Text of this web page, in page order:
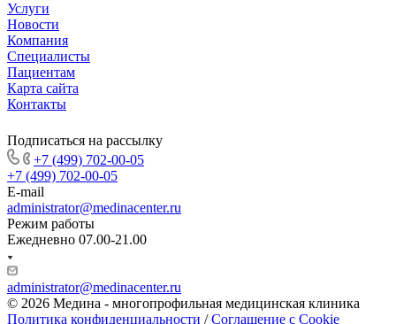
Услуги
Новости
Компания
Специалисты
Пациентам
Карта сайта
Контакты
Подписаться на рассылку
+7 (499) 702-00-05
+7 (499) 702-00-05
E-mail
administrator@medinacenter.ru
Режим работы
Ежедневно 07.00-21.00
administrator@medinacenter.ru
© 2026 Медина - многопрофильная медицинская клиника
Политика конфиденциальности /Соглашение с Cookie